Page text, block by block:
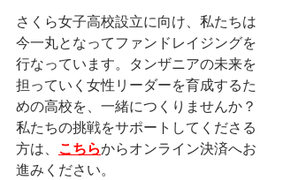
さくら女子高校設立に向け、私たちは
今一丸となってファンドレイジングを
行なっています。タンザニアの未来を
担っていく女性リーダーを育成するた
めの高校を、一緒につくりませんか？
私たちの挑戦をサポートしてくださる
方は、 こちらからオンライン決済へお
進みください。